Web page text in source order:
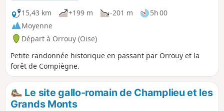
15,43 km
+199 m -201 m
5h 00
Moyenne
Départ à Orrouy (Oise)
Petite randonnée historique en passant par Orrouy et la
forêt de Compiègne.
Le site gallo-romain de Champlieu et les
Grands Monts